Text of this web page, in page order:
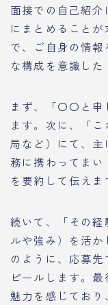
面接での自己紹
にまとめること
で、ご自身の情
な構成を意識した
まず、「〇〇と
ます。次に、「
局など）にて、
務に携わってま
を要約して伝えま
続いて、「その
ルや強み）を活か
のように、応募
ピールします。
魅力を感じてお